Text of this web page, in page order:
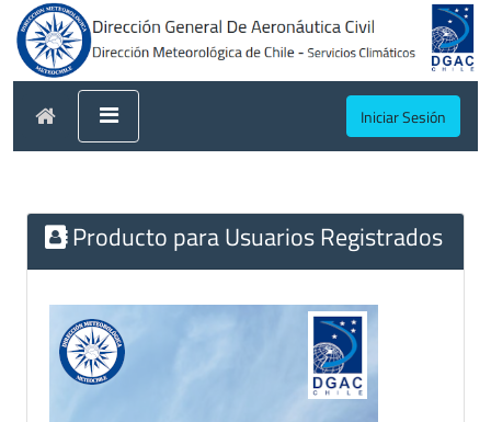
Iniciar Sesión
Producto para Usuarios Registrados